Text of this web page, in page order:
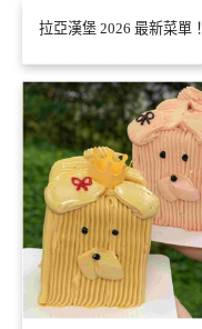
拉亞漢堡 2026 最新菜單！